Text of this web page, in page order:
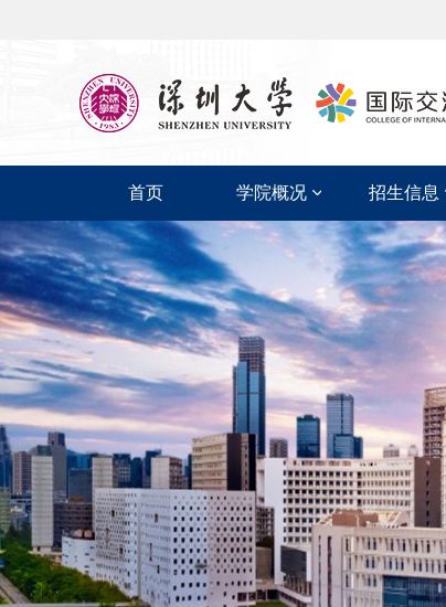
首页 学院概况 招生信息